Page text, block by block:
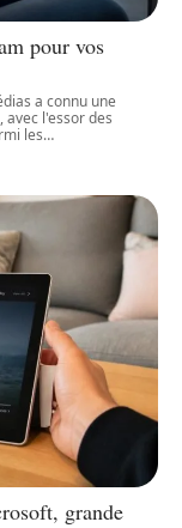
pour vos
a connu une
l'essor des
les…
grande